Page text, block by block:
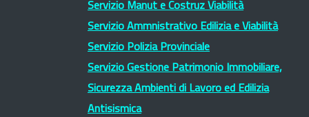
Servizio Manut e Costruz Viabilità
Servizio Ammnistrativo Edilizia e Viabilità
Servizio Polizia Provinciale
Servizio Gestione Patrimonio Immobiliare,
Sicurezza Ambienti di Lavoro ed Edilizia
Antisismica